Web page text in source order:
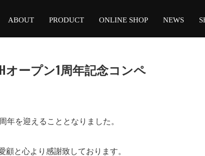
ABOUT PRODUCT ONLINE SHOP NEWS
オープン1周年記念コンペ
年を迎えることとなりました。
と心より感謝致しております。